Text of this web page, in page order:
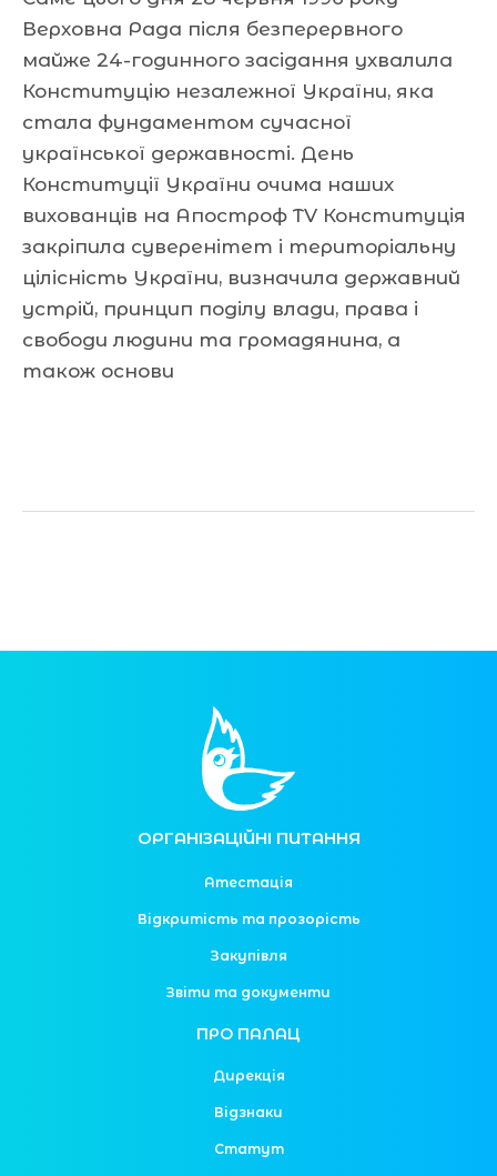
Верховна Рада після безперервного
майже 24-годинного засідання ухвалила
Конституцію незалежної України, яка
стала фундаментом сучасної
української державності. День
Конституції України очима наших
вихованців на Апостроф TV Конституція
закріпила суверенітет і територіальну
цілісність України, визначила державний
устрій, принцип поділу влади, права і
свободи людини та громадянина, а
також основи
ОРГАНІЗАЦІЙНІ ПИТАННЯ
Атестація
Відкритість та прозорість
Закупівля
Звіти та документи
ПРО ПАЛАЦ
Дирекція
Відзнаки
Статут